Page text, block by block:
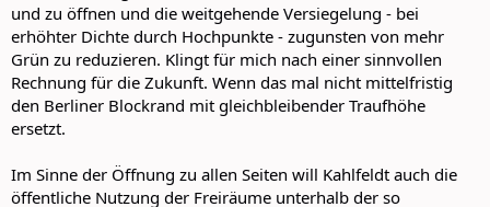
und zu öffnen und die weitgehende Versiegelung - bei
erhöhter Dichte durch Hochpunkte - zugunsten von mehr
Grün zu reduzieren. Klingt für mich nach einer sinnvollen
Rechnung für die Zukunft. Wenn das mal nicht mittelfristig
den Berliner Blockrand mit gleichbleibender Traufhöhe
ersetzt.
Im Sinne der Öffnung zu allen Seiten will Kahlfeldt auch die
öffentliche Nutzung der Freiräume unterhalb der so